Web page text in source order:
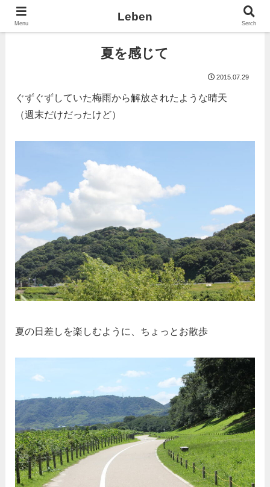
夏を感じて
2015.07.29
ぐずぐずしていた梅雨から解放されたような晴天
（週末だけだったけど）
夏の日差しを楽しむように、ちょっとお散歩
Menu
Leben
Serch